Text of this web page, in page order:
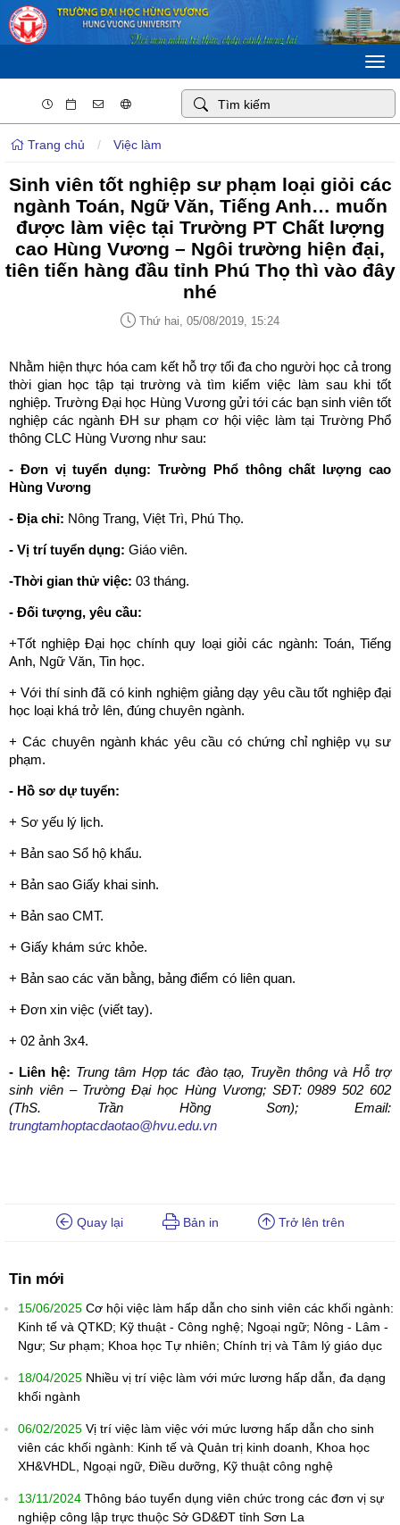
Trang chủ / Việc làm
Sinh viên tốt nghiệp sư phạm loại giỏi các
ngành Toán, Ngữ Văn, Tiếng Anh… muốn
được làm việc tại Trường PT Chất lượng
cao Hùng Vương – Ngôi trường hiện đại,
tiên tiến hàng đầu tỉnh Phú Thọ thì vào đây
nhé
Thứ hai, 05/08/2019, 15:24
Nhằm hiện thực hóa cam kết hỗ trợ tối đa cho người học cả trong
thời gian học tập tại trường và tìm kiếm việc làm sau khi tốt
nghiệp. Trường Đại học Hùng Vương gửi tới các bạn sinh viên tốt
nghiệp các ngành ĐH sư phạm cơ hội việc làm tại Trường Phổ
thông CLC Hùng Vương như sau:
- Đơn vị tuyển dụng: Trường Phổ thông chất lượng cao
Hùng Vương
- Địa chỉ: Nông Trang, Việt Trì, Phú Thọ.
- Vị trí tuyển dụng: Giáo viên.
-Thời gian thử việc: 03 tháng.
- Đối tượng, yêu cầu:
+Tốt nghiệp Đại học chính quy loại giỏi các ngành: Toán, Tiếng
Anh, Ngữ Văn, Tin học.
+ Với thí sinh đã có kinh nghiệm giảng dạy yêu cầu tốt nghiệp đại
học loại khá trở lên, đúng chuyên ngành.
+ Các chuyên ngành khác yêu cầu có chứng chỉ nghiệp vụ sư
phạm.
- Hồ sơ dự tuyển:
+ Sơ yếu lý lịch.
+ Bản sao Sổ hộ khẩu.
+ Bản sao Giấy khai sinh.
+ Bản sao CMT.
+ Giấy khám sức khỏe.
+ Bản sao các văn bằng, bảng điểm có liên quan.
+ Đơn xin việc (viết tay).
+ 02 ảnh 3x4.
- Liên hệ: Trung tâm Hợp tác đào tạo, Truyền thông và Hỗ trợ
sinh viên – Trường Đại học Hùng Vương; SĐT: 0989 502 602
(ThS. Trần Hồng Sơn); Email:
trungtamhoptacdaotao@hvu.edu.vn
Quay lại Bản in Trở lên trên
Tin mới
15/06/2025 Cơ hội việc làm hấp dẫn cho sinh viên các khối ngành:
Kinh tế và QTKD; Kỹ thuật - Công nghệ; Ngoại ngữ; Nông - Lâm -
Ngư; Sư phạm; Khoa học Tự nhiên; Chính trị và Tâm lý giáo dục
18/04/2025 Nhiều vị trí việc làm với mức lương hấp dẫn, đa dạng
khối ngành
06/02/2025 Vị trí việc làm việc với mức lương hấp dẫn cho sinh
viên các khối ngành: Kinh tế và Quản trị kinh doanh, Khoa học
XH&VHDL, Ngoại ngữ, Điều dưỡng, Kỹ thuật công nghệ
13/11/2024 Thông báo tuyển dụng viên chức trong các đơn vị sự
nghiệp công lập trực thuộc Sở GD&ĐT tỉnh Sơn La